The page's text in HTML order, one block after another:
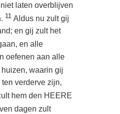
laten overblijven
11 Aldus nu zult gij
en gij zult het
en alle
oefenen aan alle
waarin gij
verderve zijn,
hem den HEERE
dagen zult